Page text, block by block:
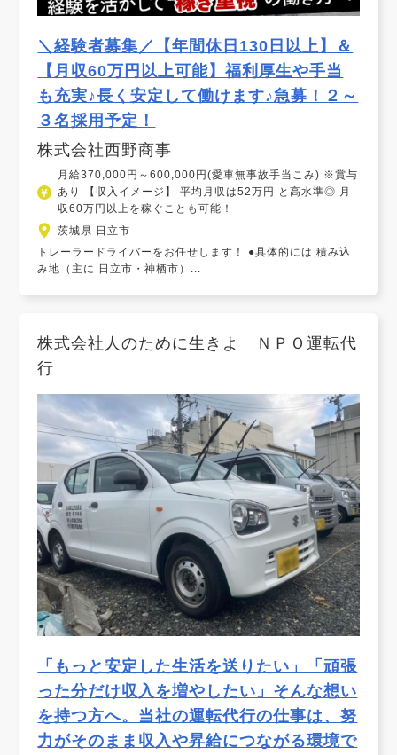
＼経験者募集／【年間休日130日以上】＆
【月収60万円以上可能】福利厚生や手当
も充実♪長く安定して働けます♪急募！２～
３名採用予定！
株式会社西野商事
月給370,000円～600,000円(愛車無事故手当こみ) ※賞与
あり 【収入イメージ】 平均月収は52万円 と高水準◎ 月
収60万円以上を稼ぐことも可能！
茨城県 日立市
トレーラードライバーをお任せします！ ●具体的には 積み込
み地（主に 日立市・神栖市）...
株式会社人のために生きよ ＮＰＯ運転代
行
「もっと安定した生活を送りたい」「頑張
った分だけ収入を増やしたい」そんな想い
を持つ方へ。当社の運転代行の仕事は、努
力がそのまま収入や昇給につながる環境で